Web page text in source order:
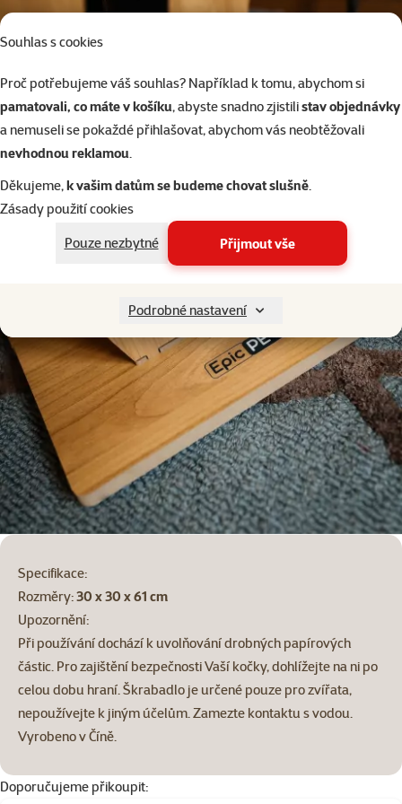
Souhlas s cookies
Proč potřebujeme váš souhlas? Například k tomu, abychom si
pamatovali, co máte v košíku, abyste snadno zjistilistav objednávky
a nemuseli se pokaždé přihlašovat, abychom vás neobtěžovali
nevhodnou reklamou.
Děkujeme,k vašim datům se budeme chovat slušně.
Zásady použití cookies
Pouze nezbytné
Přijmout vše
Podrobné nastavení
Specifikace:
Rozměry:30 x 30 x 61 cm
Upozornění:
Při používání dochází k uvolňování drobných papírových
částic. Pro zajištění bezpečnosti Vaší kočky, dohlížejte na ni po
celou dobu hraní. Škrabadlo je určené pouze pro zvířata,
nepoužívejte k jiným účelům. Zamezte kontaktu s vodou.
Vyrobeno v Číně.
Doporučujeme přikoupit: